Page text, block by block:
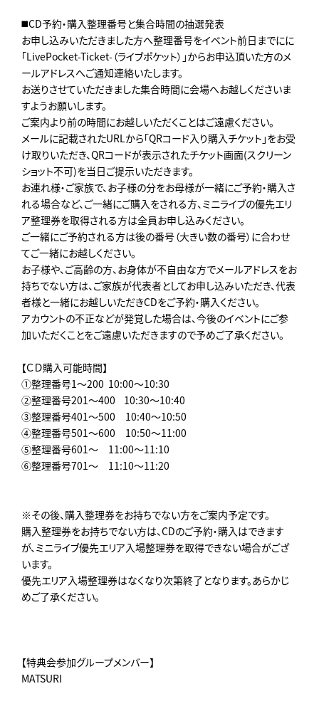
◼️CD予約・購入整理番号と集合時間の抽選発表
お申し込みいただきました方へ整理番号をイベント前日までにに
「LivePocket-Ticket-（ライブポケット）」からお申込頂いた方のメ
ールアドレスへご通知連絡いたします。
お送りさせていただきました集合時間に会場へお越しくださいま
すようお願いします。
ご案内より前の時間にお越しいただくことはご遠慮ください。
メールに記載されたURLから「QRコード入り購入チケット」をお受
け取りいただき、QRコードが表示されたチケット画面(スクリーン
ショット不可)を当日ご提示いただきます。
お連れ様・ご家族で、お子様の分をお母様が一緒にご予約・購入さ
れる場合など、ご一緒にご購入をされる方、ミニライブの優先エリ
ア整理券を取得される方は全員お申し込みください。
ご一緒にご予約される方は後の番号（大きい数の番号）に合わせ
てご一緒にお越しください。
お子様や、ご高齢の方、お身体が不自由な方でメールアドレスをお
持ちでない方は、ご家族が代表者としてお申し込みいただき、代表
者様と一緒にお越しいただきCDをご予約・購入ください。
アカウントの不正などが発覚した場合は、今後のイベントにご参
加いただくことをご遠慮いただきますので予めご了承ください。
【ＣＤ購入可能時間】
①整理番号1～200 ︎ 10:00～10:30
②整理番号201～400 ︎ 10:30～10:40
③整理番号401～500 10:40～10:50
④整理番号501～600 10:50～11:00
⑤整理番号601～ 11:00～11:10
⑥整理番号701～ 11:10～11:20
※その後、購入整理券をお持ちでない方をご案内予定です。
購入整理券をお持ちでない方は、CDのご予約・購入はできます
が、ミニライブ優先エリア入場整理券を取得できない場合がござ
います。
優先エリア入場整理券はなくなり次第終了となります。あらかじ
めご了承ください。
【特典会参加グループメンバー】
MATSURI